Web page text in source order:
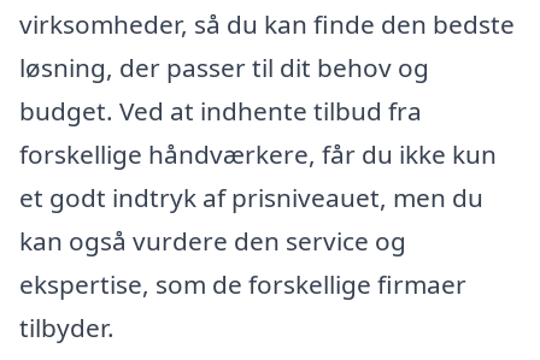
virksomheder, så du kan finde den bedste
løsning, der passer til dit behov og
budget. Ved at indhente tilbud fra
forskellige håndværkere, får du ikke kun
et godt indtryk af prisniveauet, men du
kan også vurdere den service og
ekspertise, som de forskellige firmaer
tilbyder.